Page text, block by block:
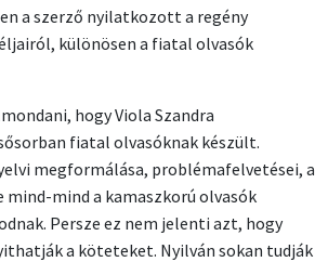
a szerző nyilatkozott a regény
különösen a fiatal olvasók
hogy Viola Szandra
fiatal olvasóknak készült.
megformálása, problémafelvetései, a
mind a kamaszkorú olvasók
Persze ez nem jelenti azt, hogy
a köteteket. Nyilván sokan tudják